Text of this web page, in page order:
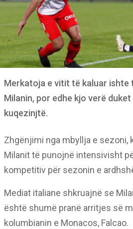
Merkatoja e vitit të kaluar ishte
Milanin, por edhe kjo verë
kuqezinjtë.
Zhgënjimi nga mbyllja e sezoni,
Milanit të punojnë intensivisht
kompetitiv për sezonin e
Mediat italiane shkruajnë se
është shumë pranë arritjes së
kolumbianin e Monacos, Falcao.